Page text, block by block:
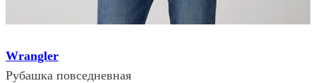
Wrangler
Рубашка повседневная